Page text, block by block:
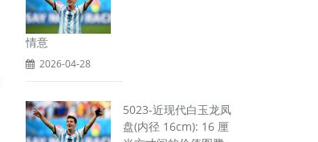
情意
2026-04-28
5023-近现代白玉龙凤
盘(内径 16cm): 16 厘